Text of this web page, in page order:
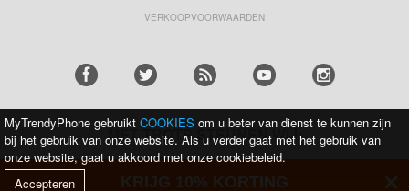
VERKOOPVOORWAARDEN
MET TROTS STEUNEN WIJ:
KRIJG 10% KORTING
MyTrendyPhone gebruikt COOKIES om u beter van dienst te kunnen zijn
bij het gebruik van onze website. Als u verder gaat met het gebruik van
onze website, gaat u akkoord met onze cookiebeleid.
Accepteren